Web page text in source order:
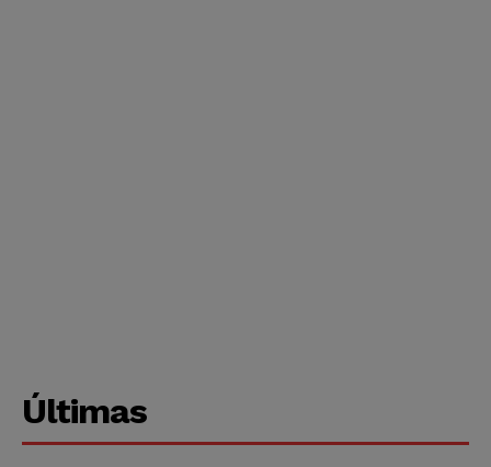
Últimas